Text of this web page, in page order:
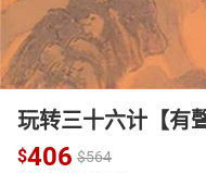
玩转三十六计【有
$406 $564